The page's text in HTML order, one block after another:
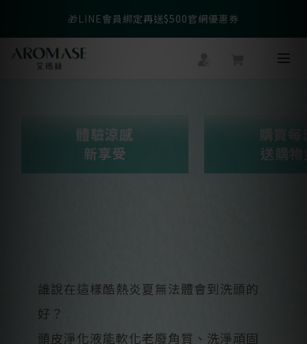
父親節爸氣寵愛👔暖心組合限時優惠◤前往選購❤️◢
🎁LINE會員綁定再送$500官網優惠券
父親節爸氣寵愛👔暖心組合限時優惠◤前往選購❤️◢
體驗涼感
新享受
購買
送購
誰說在這樣酷熱炎夏無法體會到洗頭的
好？
頭皮淨化液能軟化老廢角質、洗淨頑固